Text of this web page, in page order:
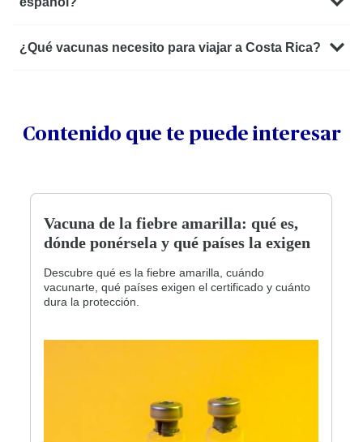
¿Qué vacunas necesito para viajar a Costa Rica?
Contenido que te puede interesar
Vacuna de la fiebre amarilla: qué es,
dónde ponérsela y qué países la exigen
Descubre qué es la fiebre amarilla, cuándo
vacunarte, qué países exigen el certificado y cuánto
dura la protección.